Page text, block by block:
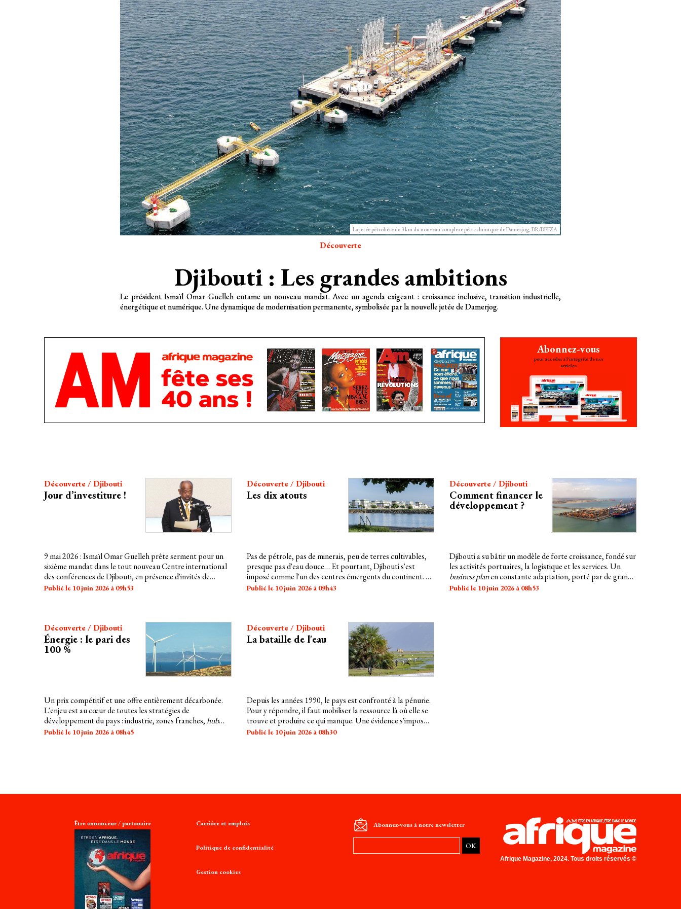
La jetée pétrolière de 3 km du nouveau complexe pétrochimique de Damerjog, DR/DPFZA
Découverte
Djibouti : Les grandes ambitions
Le président Ismaïl Omar Guelleh entame un nouveau mandat. Avec un agenda exigeant : croissance inclusive, transition industrielle,
énergétique et numérique. Une dynamique de modernisation permanente, symbolisée par la nouvelle jetée de Damerjog.
Abonnez-vous
pour accéder à l'intégrité de nos
articles
Découverte / Djibouti
Jour d’investiture !
9 mai 2026 : Ismaïl Omar Guelleh prête serment pour un
sixième mandat dans le tout nouveau Centre international
des conférences de Djibouti, en présence d'invités de
marque – chefs d'État, Premiers ministres, envoyés
Publié le 10 juin 2026 à 09h53
Découverte / Djibouti
Les dix atouts
Pas de pétrole, pas de minerais, peu de terres cultivables,
presque pas d'eau douce… Et pourtant, Djibouti s'est
imposé comme l'un des centres émergents du continent. En
pariant sur les opportunités naturelles, une stratégie
Publié le 10 juin 2026 à 09h43
Découverte / Djibouti
Comment financer le
développement ?
Djibouti a su bâtir un modèle de forte croissance, fondé sur
les activités portuaires, la logistique et les services. Un
business planen constante adaptation, porté par de grands
chantiers d'infrastructures. Une stratégie qui nécessite une
Publié le 10 juin 2026 à 08h53
Découverte / Djibouti
Énergie : le pari des
100 %
Un prix compétitif et une offre entièrement décarbonée.
L'enjeu est au cœur de toutes les stratégies de
développement du pays : industrie, zones franches,hub
numérique. Éolien, solaire, géothermie, hydrogène naturel :
Publié le 10 juin 2026 à 08h45
Découverte / Djibouti
La bataille de l'eau
Depuis les années 1990, le pays est confronté à la pénurie.
Pour y répondre, il faut mobiliser la ressource là où elle se
trouve et produire ce qui manque. Une évidence s'impose :
la transition énergétique et la sécurité hydrique sont
Publié le 10 juin 2026 à 08h30
Être annonceur / partenaire Carrière et emplois
Politique de confidentialité
Gestion cookies
Abonnez-vous à notre newsletter
Afrique Magazine, 2024. Tous droits réservés ©